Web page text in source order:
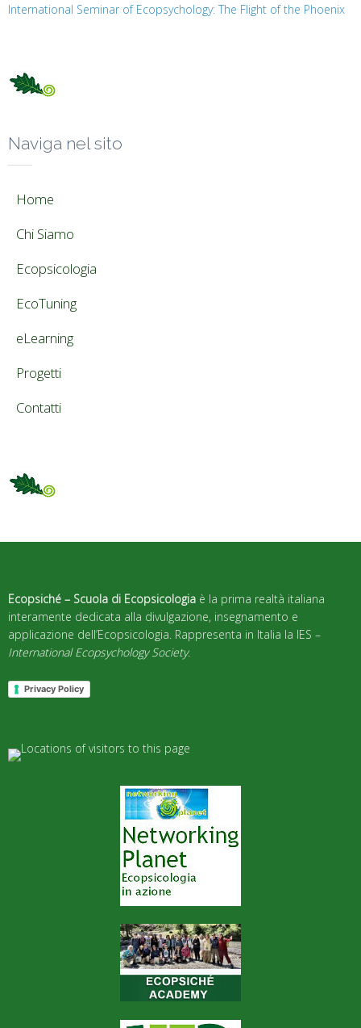
International Seminar of Ecopsychology: The Flight of the Phoenix
Naviga nel sito
Home
Chi Siamo
Ecopsicologia
EcoTuning
eLearning
Progetti
Contatti
Ecopsiché – Scuola di Ecopsicologia è la prima realtà italiana
interamente dedicata alla divulgazione, insegnamento e
applicazione dell’Ecopsicologia. Rappresenta in Italia la IES –
International Ecopsychology Society.
Privacy Policy